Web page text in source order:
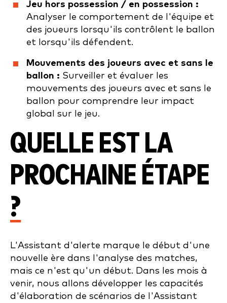
Jeu hors possession / en possession :
Analyser le comportement de l'équipe et
des joueurs lorsqu'ils contrôlent le ballon
et lorsqu'ils défendent.
Mouvements des joueurs avec et sans le
ballon : Surveiller et évaluer les
mouvements des joueurs avec et sans le
ballon pour comprendre leur impact
global sur le jeu.
QUELLE EST LA
PROCHAINE ÉTAPE
?
L'Assistant d'alerte marque le début d'une
nouvelle ère dans l'analyse des matches,
mais ce n'est qu'un début. Dans les mois à
venir, nous allons développer les capacités
d'élaboration de scénarios de l'Assistant